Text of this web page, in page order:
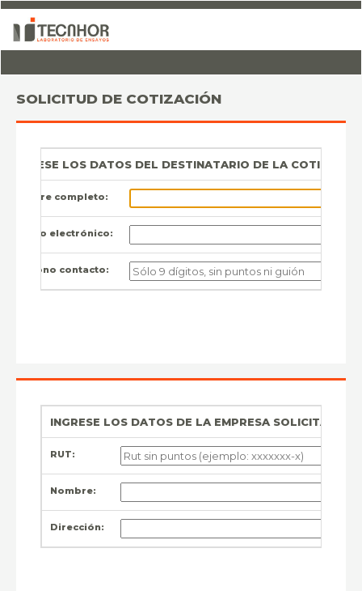
SOLICITUD DE COTIZACIÓN
INGRESE LOS DATOS DEL DESTINATARIO DE LA
Nombre completo:
Correo electrónico:
Teléfono contacto:
INGRESE LOS DATOS DE LA EMPRESA SOLICITANTE
RUT:
Nombre:
Dirección: